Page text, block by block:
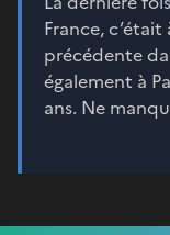
France, c’était
précédente
également à
ans. Ne